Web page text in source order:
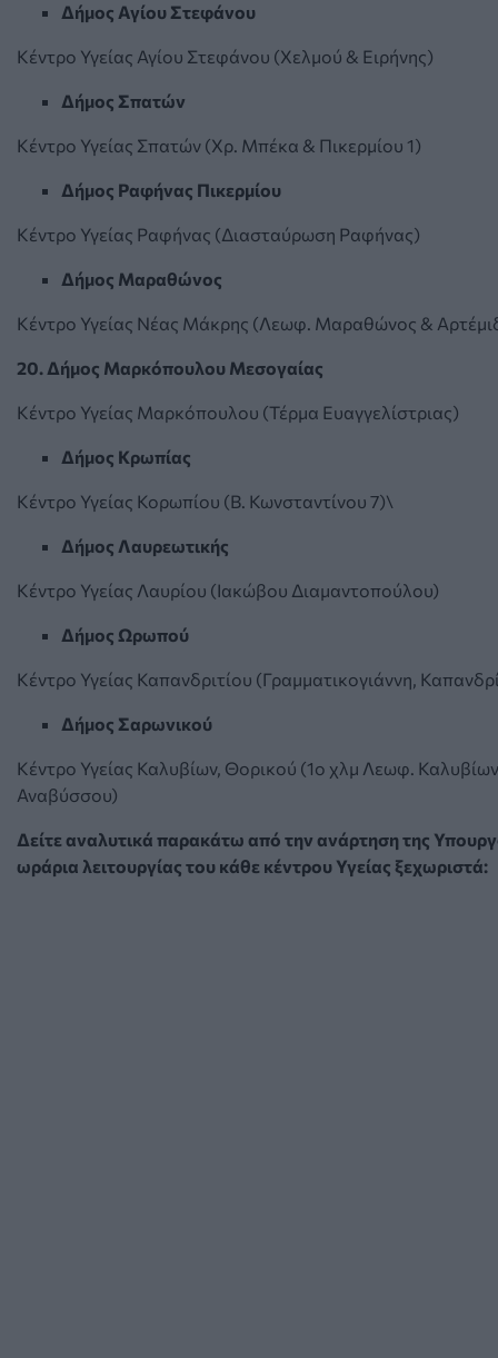
Δήμος Αγίου Στεφάνου
Κέντρο Υγείας Αγίου Στεφάνου (Χελμού & Ειρήνης)
Δήμος Σπατών
Κέντρο Υγείας Σπατών (Χρ. Μπέκα & Πικερμίου 1)
Δήμος Ραφήνας Πικερμίου
Κέντρο Υγείας Ραφήνας (Διασταύρωση Ραφήνας)
Δήμος Μαραθώνος
Κέντρο Υγείας Νέας Μάκρης (Λεωφ. Μαραθώνος &
20. Δήμος Μαρκόπουλου Μεσογαίας
Κέντρο Υγείας Μαρκόπουλου (Τέρμα Ευαγγελίστριας)
Δήμος Κρωπίας
Κέντρο Υγείας Κορωπίου (Β. Κωνσταντίνου 7)\
Δήμος Λαυρεωτικής
Κέντρο Υγείας Λαυρίου (Ιακώβου Διαμαντοπούλου)
Δήμος Ωρωπού
Κέντρο Υγείας Καπανδριτίου (Γραμματικογιάννη,
Δήμος Σαρωνικού
Κέντρο Υγείας Καλυβίων, Θορικού (1ο χλμ Λεωφ. Καλυβίων
Αναβύσσου)
Δείτε αναλυτικά παρακάτω από την ανάρτηση της
ωράρια λειτουργίας του κάθε κέντρου Υγείας ξεχωριστά: